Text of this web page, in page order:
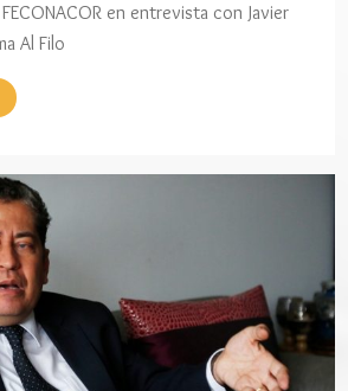
FECONACOR en entrevista con Javier
Al Filo